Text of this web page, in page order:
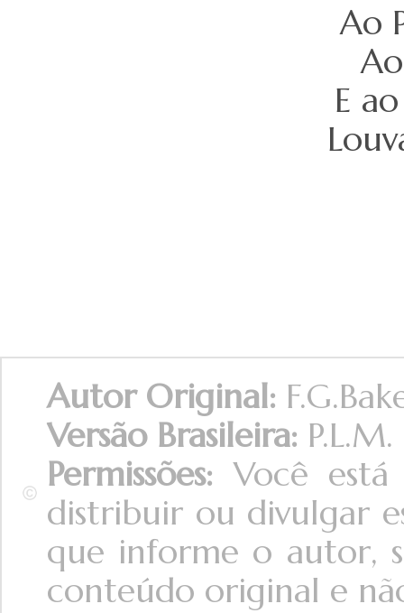
Ao
E
Autor Original:
Versão Brasileira: P.L.M.
Permissões:Você
distribuir ou divulgar
que informe o autor,
conteúdo original e